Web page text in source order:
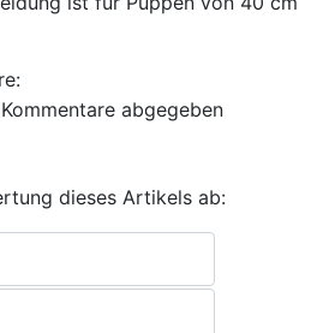
abgegeben
dieses Artikels ab: